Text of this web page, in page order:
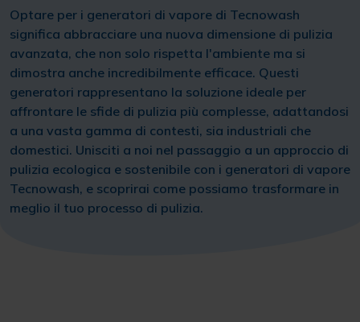
Optare per i generatori di vapore di Tecnowash
significa abbracciare una nuova dimensione di pulizia
avanzata, che non solo rispetta l'ambiente ma si
dimostra anche incredibilmente efficace. Questi
generatori rappresentano la soluzione ideale per
affrontare le sfide di pulizia più complesse, adattandosi
a una vasta gamma di contesti, sia industriali che
domestici. Unisciti a noi nel passaggio a un approccio di
pulizia ecologica e sostenibile con i generatori di vapore
Tecnowash, e scoprirai come possiamo trasformare in
meglio il tuo processo di pulizia.